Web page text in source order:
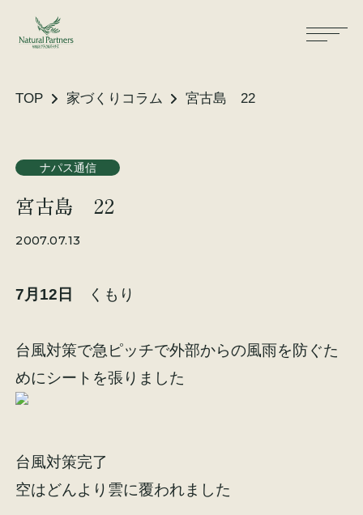
TOP 家づくりコラム 宮古島 22
ナパス通信
宮古島 22
2007.07.13
7月12日 くもり
台風対策で急ピッチで外部からの風雨を防ぐた
めにシートを張りました
台風対策完了
空はどんより雲に覆われました
大工が建てる家
気候風土適応住宅
性能・素材
リノベーション
施工事例